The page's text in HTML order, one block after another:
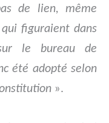
de lien, même
figuraient dans
le bureau de
été adopté selon
».